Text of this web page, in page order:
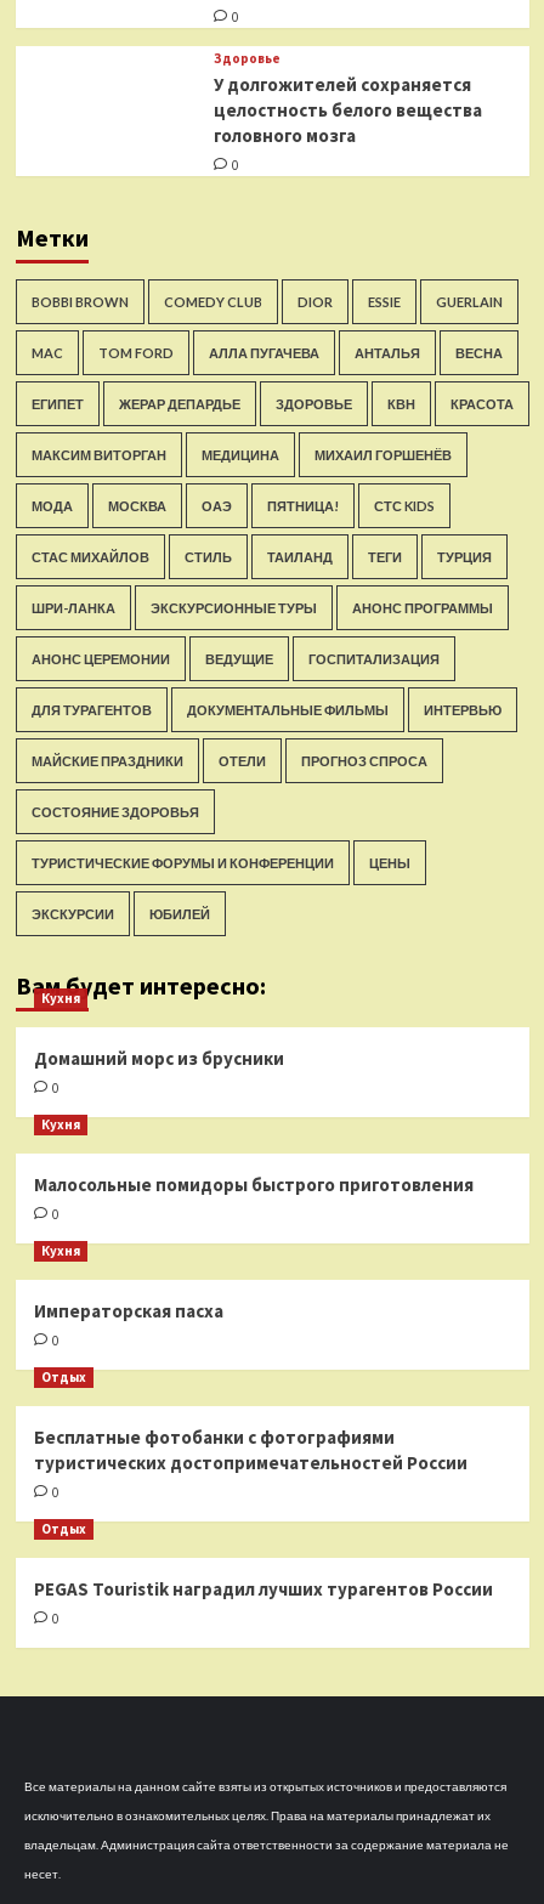
0
Здоровье
У долгожителей сохраняется
целостность белого вещества
головного мозга
0
Метки
BOBBI BROWN COMEDY CLUB DIOR ESSIE GUERLAIN
MAC TOM FORD АЛЛА ПУГАЧЕВА АНТАЛЬЯ ВЕСНА
ЕГИПЕТ ЖЕРАР ДЕПАРДЬЕ ЗДОРОВЬЕ КВН КРАСОТА
МАКСИМ ВИТОРГАН МЕДИЦИНА МИХАИЛ ГОРШЕНЁВ
МОДА МОСКВА ОАЭ ПЯТНИЦА! СТС KIDS
СТАС МИХАЙЛОВ СТИЛЬ ТАИЛАНД ТЕГИ ТУРЦИЯ
ШРИ-ЛАНКА ЭКСКУРСИОННЫЕ ТУРЫ АНОНС ПРОГРАММЫ
АНОНС ЦЕРЕМОНИИ ВЕДУЩИЕ ГОСПИТАЛИЗАЦИЯ
ДЛЯ ТУРАГЕНТОВ ДОКУМЕНТАЛЬНЫЕ ФИЛЬМЫ ИНТЕРВЬЮ
МАЙСКИЕ ПРАЗДНИКИ ОТЕЛИ ПРОГНОЗ СПРОСА
СОСТОЯНИЕ ЗДОРОВЬЯ
ТУРИСТИЧЕСКИЕ ФОРУМЫ И КОНФЕРЕНЦИИ ЦЕНЫ
ЭКСКУРСИИ ЮБИЛЕЙ
Вам будет интересно:
Кухня
Домашний морс из брусники
0
Кухня
Малосольные помидоры быстрого приготовления
0
Кухня
Императорская пасха
0
Отдых
Бесплатные фотобанки с фотографиями
туристических достопримечательностей России
0
Отдых
PEGAS Touristik наградил лучших турагентов России
0
Все материалы на данном сайте взяты из открытых источников и предоставляются
исключительно в ознакомительных целях. Права на материалы принадлежат их
владельцам. Администрация сайта ответственности за содержание материала не
несет.